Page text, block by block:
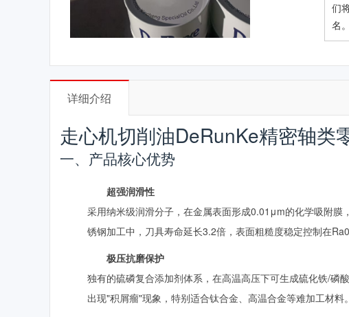
们
名。
详细介绍
走心机切削油DeRunKe精密轴类
一、产品核心优势
超强润滑性
采用纳米级润滑分子，在金属表面形成0.01μm的化学吸附
锈钢加工中，刀具寿命延长3.2倍，表面粗糙度稳定控制在
极压抗磨保护
独有的硫磷复合添加剂体系，在高温高压下可生成硫化铁/
出现"积屑瘤"现象，特别适合钛合金、高温合金等难加工材料。